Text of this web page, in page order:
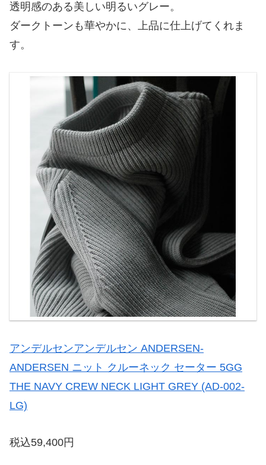
透明感のある美しい明るいグレー。
ダークトーンも華やかに、上品に仕上げてくれま
す。
アンデルセンアンデルセン ANDERSEN-
ANDERSEN ニット クルーネック セーター 5GG
THE NAVY CREW NECK LIGHT GREY (AD-002-
LG)
税込59,400円